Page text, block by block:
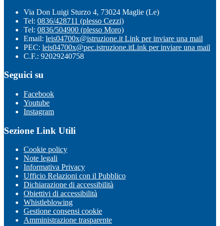
Via Don Luigi Sturzo 4, 73024 Maglie (Le)
Tel: 0836/428711 (plesso Cezzi)
Tel: 0836/504900 (plesso Moro)
Email: leis04700x@istruzione.it Link per inviare una mail
PEC: leis04700x@pec.istruzione.itLink per inviare una mail
C.F.: 92029240758
Seguici su
Facebook
Youtube
Instagram
Sezione Link Utili
Cookie policy
Note legali
Informativa Privacy
Ufficio Relazioni con il Pubblico
Dichiarazione di accessibilità
Obiettivi di accessibilità
Whistleblowing
Gestione consensi cookie
Amministrazione trasparente